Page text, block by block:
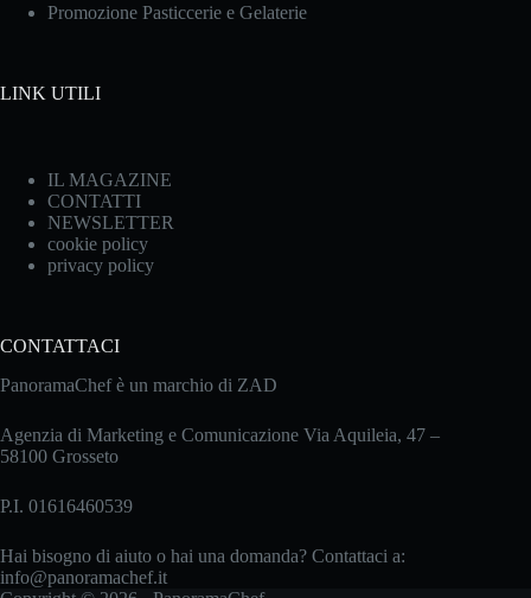
Promozione Pasticcerie e Gelaterie
LINK UTILI
IL MAGAZINE
CONTATTI
NEWSLETTER
cookie policy
privacy policy
CONTATTACI
PanoramaChef è un marchio di ZAD
Agenzia di Marketing e Comunicazione Via Aquileia, 47 –
58100 Grosseto
P.I. 01616460539
Hai bisogno di aiuto o hai una domanda? Contattaci a:
info@panoramachef.it